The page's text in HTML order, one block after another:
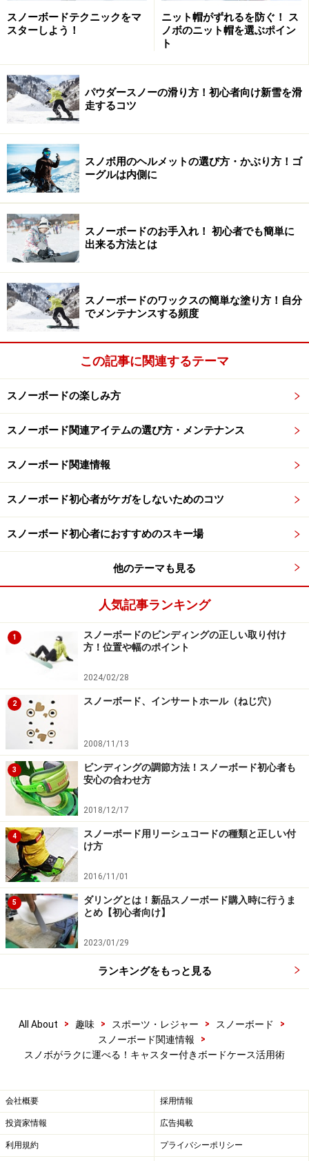
スノーボードテクニックをマ
スターしよう！
ニット帽がずれるを防ぐ！ ス
ノボのニット帽を選ぶポイン
ト
パウダースノーの滑り方！初心者向け新雪を滑
走するコツ
スノボ用のヘルメットの選び方・かぶり方！ゴ
ーグルは内側に
スノーボードのお手入れ！ 初心者でも簡単に
出来る方法とは
スノーボードのワックスの簡単な塗り方！自分
でメンテナンスする頻度
この記事に関連するテーマ
スノーボードの楽しみ方
スノーボード関連アイテムの選び方・メンテナンス
スノーボード関連情報
スノーボード初心者がケガをしないためのコツ
スノーボード初心者におすすめのスキー場
他のテーマも見る
人気記事ランキング
1
スノーボードのビンディングの正しい取り付け
方！位置や幅のポイント
2024/02/28
2 スノーボード、インサートホール（ねじ穴）
2008/11/13
3
ビンディングの調節方法！スノーボード初心者も
安心の合わせ方
2018/12/17
4
スノーボード用リーシュコードの種類と正しい付
け方
2016/11/01
5
ダリングとは！新品スノーボード購入時に行うま
とめ【初心者向け】
2023/01/29
ランキングをもっと見る
All About > 趣味 > スポーツ・レジャー > スノーボード
>
スノーボード関連情報
>
スノボがラクに運べる！キャスター付きボードケース活用術
会社概要 採用情報
投資家情報 広告掲載
利用規約 プライバシーポリシー